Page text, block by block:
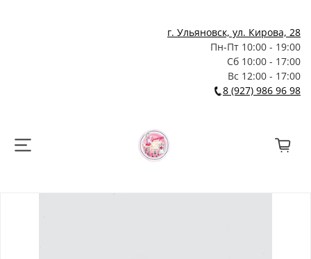
г. Ульяновск, ул. Кирова, 28
Пн-Пт 10:00 - 19:00
Сб 10:00 - 17:00
Вс 12:00 - 17:00
8 (927) 986 96 98